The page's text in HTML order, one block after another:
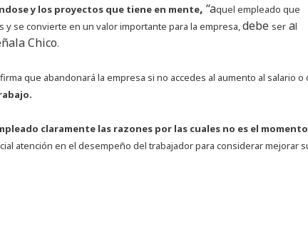
y los proyectos que tiene en mente, “aquel empleado que
se convierte en un valor importante para la empresa,debe ser al
Chico.
firma que abandonará la empresa si no accedes al aumento al salario o
claramente las razones por las cuales no es el momento
atención en el desempeño del trabajador para considerar mejorar